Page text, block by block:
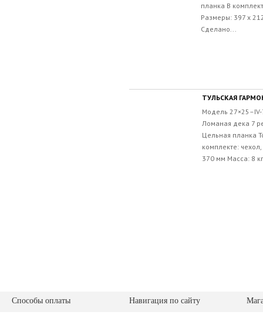
планка В
Размеры: 397 х
Сделано...
ТУЛЬСКАЯ
Модель
Ломаная дека 7
Цельная планка
комплекте:
370 мм Масса: 8
Способы оплаты Навигация по сайту